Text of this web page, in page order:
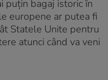
puțin bagaj istoric în
europene ar putea fi
Statele Unite pentru
atunci când va veni